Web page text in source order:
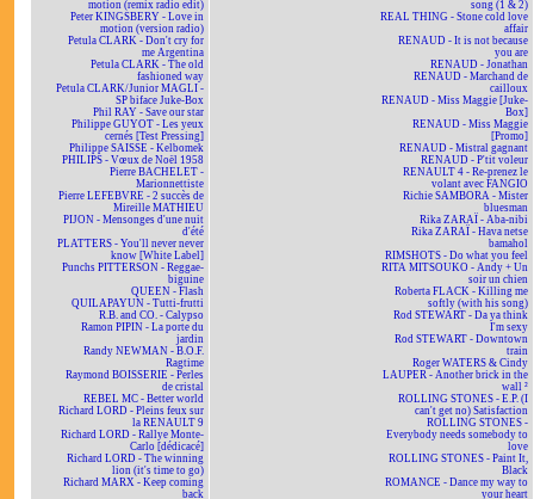
motion (remix radio edit)
Peter KINGSBERY - Love in
motion (version radio)
Petula CLARK - Don't cry for
me Argentina
Petula CLARK - The old
fashioned way
Petula CLARK/Junior MAGLI -
SP biface Juke-Box
Phil RAY - Save our star
Philippe GUYOT - Les yeux
cernés [Test Pressing]
Philippe SAISSE - Kelbomek
PHILIPS - Vœux de Noël 1958
Pierre BACHELET -
Marionnettiste
Pierre LEFEBVRE - 2 succès de
Mireille MATHIEU
PIJON - Mensonges d'une nuit
d'été
PLATTERS - You'll never never
know [White Label]
Punchs PITTERSON - Reggae-
biguine
QUEEN - Flash
QUILAPAYUN - Tutti-frutti
R.B. and CO. - Calypso
Ramon PIPIN - La porte du
jardin
Randy NEWMAN - B.O.F.
Ragtime
Raymond BOISSERIE - Perles
de cristal
REBEL MC - Better world
Richard LORD - Pleins feux sur
la RENAULT 9
Richard LORD - Rallye Monte-
Carlo [dédicacé]
Richard LORD - The winning
lion (it's time to go)
Richard MARX - Keep coming
back
song (1 & 2)
REAL THING - Stone cold love
affair
RENAUD - It is not because
you are
RENAUD - Jonathan
RENAUD - Marchand de
cailloux
RENAUD - Miss Maggie [Juke-
Box]
RENAUD - Miss Maggie
[Promo]
RENAUD - Mistral gagnant
RENAUD - P'tit voleur
RENAULT 4 - Re-prenez le
volant avec FANGIO
Richie SAMBORA - Mister
bluesman
Rika ZARAÏ - Aba-nibi
Rika ZARAÏ - Hava netse
bamahol
RIMSHOTS - Do what you feel
RITA MITSOUKO - Andy + Un
soir un chien
Roberta FLACK - Killing me
softly (with his song)
Rod STEWART - Da ya think
I'm sexy
Rod STEWART - Downtown
train
Roger WATERS & Cindy
LAUPER - Another brick in the
wall ²
ROLLING STONES - E.P. (I
can't get no) Satisfaction
ROLLING STONES -
Everybody needs somebody to
love
ROLLING STONES - Paint It,
Black
ROMANCE - Dance my way to
your heart